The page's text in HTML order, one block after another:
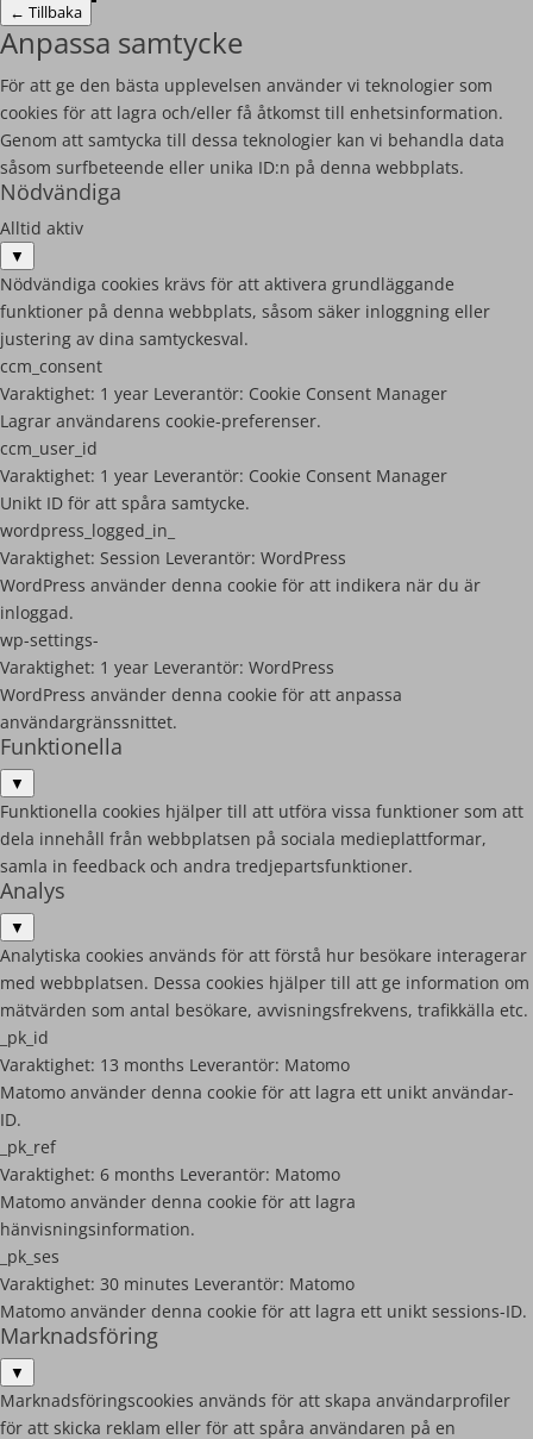
← Tillbaka
Anpassa samtycke
För att ge den bästa upplevelsen använder vi teknologier som
cookies för att lagra och/eller få åtkomst till enhetsinformation.
Genom att samtycka till dessa teknologier kan vi behandla data
såsom surfbeteende eller unika ID:n på denna webbplats.
Nödvändiga
Alltid aktiv
▼
Nödvändiga cookies krävs för att aktivera grundläggande
funktioner på denna webbplats, såsom säker inloggning eller
justering av dina samtyckesval.
ccm_consent
Varaktighet: 1 year Leverantör: Cookie Consent Manager
Lagrar användarens cookie-preferenser.
ccm_user_id
Varaktighet: 1 year Leverantör: Cookie Consent Manager
Unikt ID för att spåra samtycke.
wordpress_logged_in_
Varaktighet: Session Leverantör: WordPress
WordPress använder denna cookie för att indikera när du är
inloggad.
wp-settings-
Varaktighet: 1 year Leverantör: WordPress
WordPress använder denna cookie för att anpassa
användargränssnittet.
Funktionella
▼
Funktionella cookies hjälper till att utföra vissa funktioner som att
dela innehåll från webbplatsen på sociala medieplattformar,
samla in feedback och andra tredjepartsfunktioner.
Analys
▼
Analytiska cookies används för att förstå hur besökare interagerar
med webbplatsen. Dessa cookies hjälper till att ge information om
mätvärden som antal besökare, avvisningsfrekvens, trafikkälla etc.
_pk_id
Varaktighet: 13 months Leverantör: Matomo
Matomo använder denna cookie för att lagra ett unikt användar-
ID.
_pk_ref
Varaktighet: 6 months Leverantör: Matomo
Matomo använder denna cookie för att lagra
hänvisningsinformation.
_pk_ses
Varaktighet: 30 minutes Leverantör: Matomo
Matomo använder denna cookie för att lagra ett unikt sessions-ID.
Marknadsföring
▼
Marknadsföringscookies används för att skapa användarprofiler
för att skicka reklam eller för att spåra användaren på en